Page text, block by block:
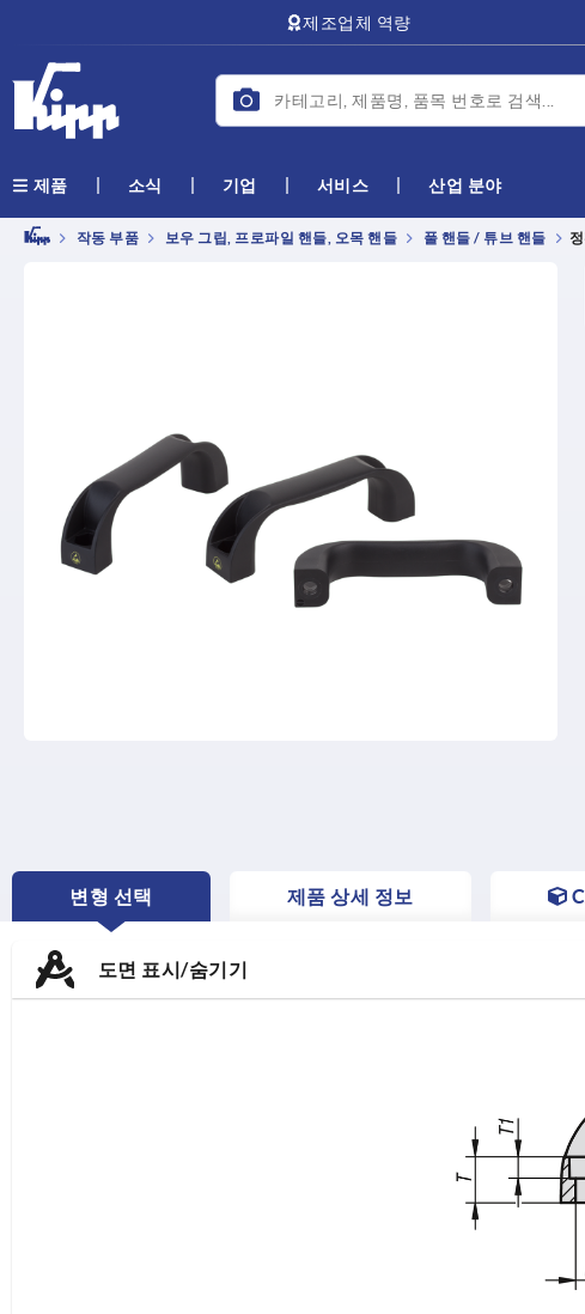
제조업체 역량
제품 소식 기업 서비스 산업 분야
작동 부품 보우 그립, 프로파일 핸들, 오목 핸들 풀 핸들 / 튜브 핸들
변형 선택
CURRENT
제품 상세 정보
도면 표시/숨기기